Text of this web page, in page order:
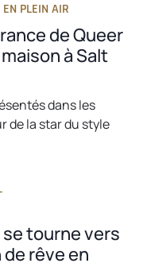
EN PLEIN AIR
de Queer
à Salt
dans les
de la star du style
se tourne vers
rêve en